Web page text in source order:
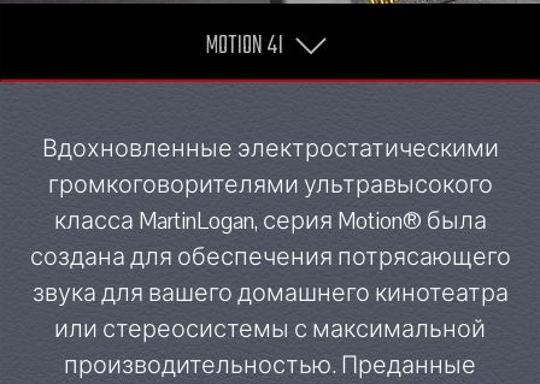
MOTION 4I
Вдохновленные электростатическими
громкоговорителями ультравысокого
класса MartinLogan, серия Motion® была
создана для обеспечения потрясающего
звука для вашего домашнего кинотеатра
или стереосистемы с максимальной
производительностью. Преданные